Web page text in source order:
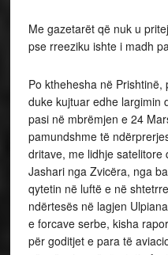
Me gazetarët që nuk u
pse rreeziku ishte i madh
Po kthehesha në
duke kujtuar edhe largimin
pasi në mbrëmjen e 24
pamundshme të
dritave, me lidhje satelitore
Jashari nga Zvicëra, nga
qytetin në luftë e në
ndërtesës në lagjen
e forcave serbe, kisha
për goditjet e para të